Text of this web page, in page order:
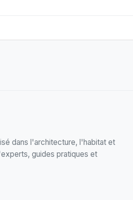
dans l'architecture, l'habitat et
guides pratiques et